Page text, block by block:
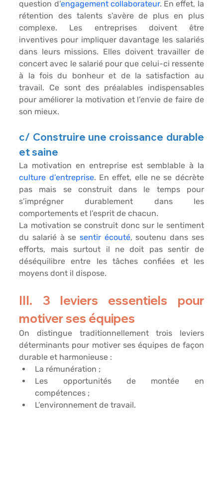
question d’engagement collaborateur. En effet, la
rétention des talents s’avère de plus en plus
complexe. Les entreprises doivent être
inventives pour impliquer davantage les salariés
dans leurs missions. Elles doivent travailler de
concert avec le salarié pour que celui-ci ressente
à la fois du bonheur et de la satisfaction au
travail. Ce sont des préalables indispensables
pour améliorer la motivation et l’envie de faire de
son mieux.
c/ Construire une croissance durable
et saine
culture d’entreprise. En effet, elle ne se décrète
pas mais se construit dans le temps pour
s’imprégner durablement dans les
comportements et l’esprit de chacun.
La motivation se construit donc sur le sentiment
du salarié à se sentir écouté, soutenu dans ses
efforts, mais surtout il ne doit pas sentir de
déséquilibre entre les tâches confiées et les
moyens dont il dispose.
III. 3 leviers essentiels pour
motiver ses équipes
On distingue traditionnellement trois leviers
déterminants pour motiver ses équipes de façon
durable et harmonieuse :
La rémunération ;
Les opportunités de montée en
compétences ;
L’environnement de travail.